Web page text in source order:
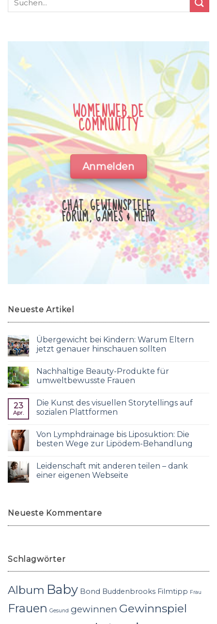
WOMENWEB.DE
COMMUNITY
Anmelden
CHAT, GEWINNSPIELE,
FORUM, GAMES & MEHR
Neueste Artikel
Übergewicht bei Kindern: Warum Eltern
jetzt genauer hinschauen sollten
Nachhaltige Beauty-Produkte für
umweltbewusste Frauen
23
Apr.
Die Kunst des visuellen Storytellings auf
sozialen Plattformen
Von Lymphdrainage bis Liposuktion: Die
besten Wege zur Lipödem-Behandlung
Leidenschaft mit anderen teilen – dank
einer eigenen Webseite
Neueste Kommentare
Schlagwörter
Album Baby Bond Buddenbrooks Filmtipp Frau
Frauen Gesund gewinnen Gewinnspiel